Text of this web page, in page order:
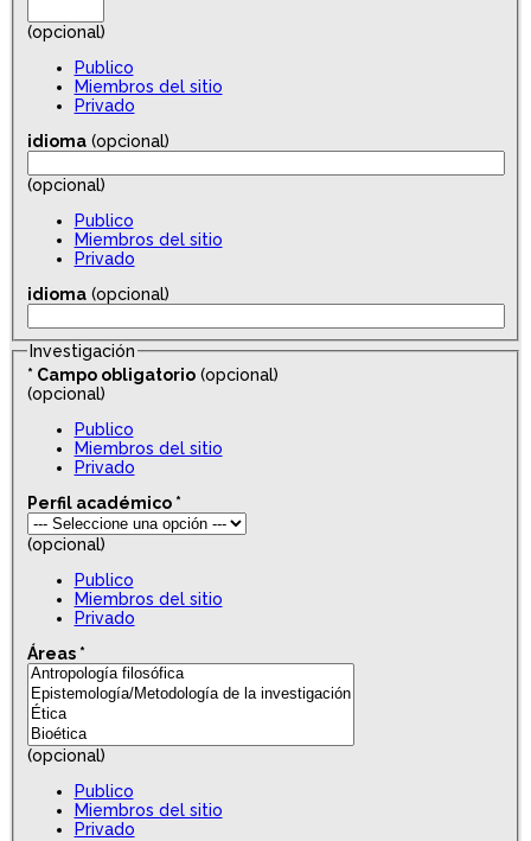
(opcional)
Publico
Miembros del sitio
Privado
idioma (opcional)
(opcional)
Publico
Miembros del sitio
Privado
idioma (opcional)
Investigación
* Campo obligatorio (opcional)
(opcional)
Publico
Miembros del sitio
Privado
Perfil académico*
(opcional)
Publico
Miembros del sitio
Privado
Áreas*
(opcional)
Publico
Miembros del sitio
Privado